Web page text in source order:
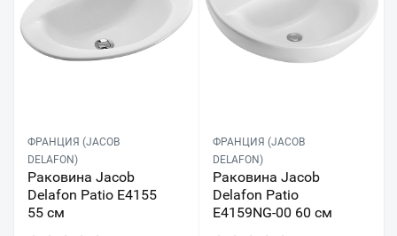
ФРАНЦИЯ (JACOB
DELAFON)
Раковина Jacob
Delafon Patio E4155
55 см
ФРАНЦИЯ (JACOB
DELAFON)
Раковина Jacob
Delafon Patio
E4159NG-00 60 см